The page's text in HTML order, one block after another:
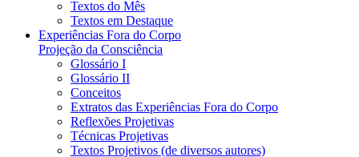
Textos do Mês
Textos em Destaque
Experiências Fora do Corpo
Projeção da Consciência
Glossário I
Glossário II
Conceitos
Extratos das Experiências Fora do Corpo
Reflexões Projetivas
Técnicas Projetivas
Textos Projetivos (de diversos autores)